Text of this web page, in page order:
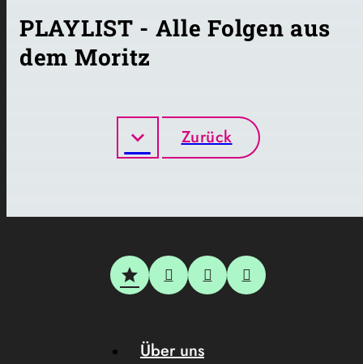
PLAYLIST - Alle Folgen aus
dem Moritz
Zurück
Über uns